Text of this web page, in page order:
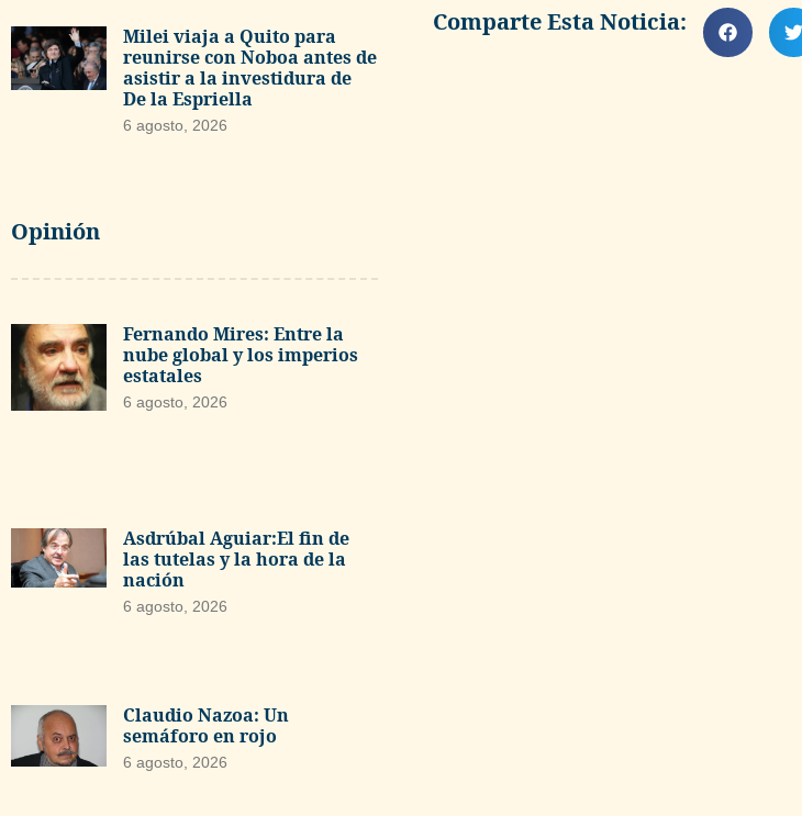
Milei viaja a Quito para
reunirse con Noboa antes de
asistir a la investidura de
De la Espriella
6 agosto, 2026
Opinión
Fernando Mires: Entre la
nube global y los imperios
estatales
6 agosto, 2026
Asdrúbal Aguiar:El fin de
las tutelas y la hora de la
nación
6 agosto, 2026
Claudio Nazoa: Un
semáforo en rojo
6 agosto, 2026
Comparte Esta Noticia: